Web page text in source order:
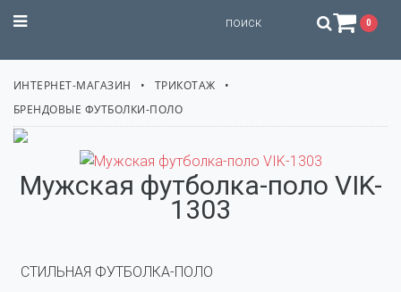
STILISSIMO 0
ИНТЕРНЕТ-МАГАЗИН
ТРИКОТАЖ
БРЕНДОВЫЕ ФУТБОЛКИ-ПОЛО
Мужская футболка-поло VIK-
1303
СТИЛЬНАЯ ФУТБОЛКА-ПОЛО